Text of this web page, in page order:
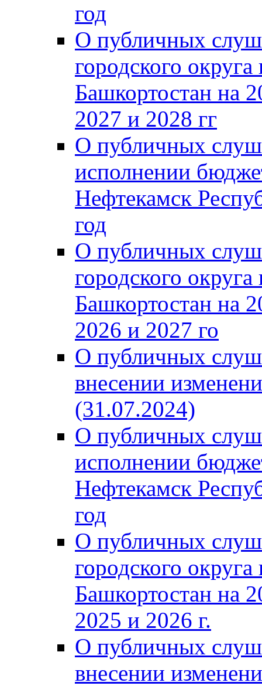
год
О публичных
городского
Башкортостан на
2027 и 2028 гг
О публичных
исполнении
Нефтекамск
год
О публичных
городского
Башкортостан на
2026 и 2027 го
О публичных
внесении
(31.07.2024)
О публичных
исполнении
Нефтекамск
год
О публичных
городского
Башкортостан на
2025 и 2026 г.
О публичных
внесении